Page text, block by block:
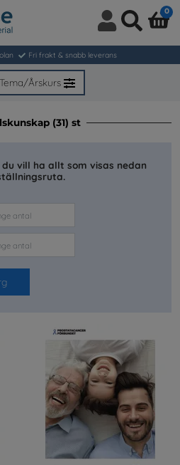
in
/
0
Fri frakt & snabb leverans
Årskurs
(31) st
vill ha allt som visas nedan